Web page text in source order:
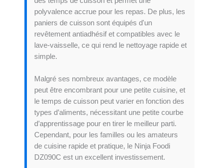
polyvalence accrue pour les repas. De plus, les
paniers de cuisson sont équipés d'un
revêtement antiadhésif et compatibles avec le
lave-vaisselle, ce qui rend le nettoyage rapide et
simple.
Malgré ses nombreux avantages, ce modèle
peut être encombrant pour une petite cuisine, et
le temps de cuisson peut varier en fonction des
types d’aliments, nécessitant une petite courbe
d’apprentissage pour en tirer le meilleur parti.
Cependant, pour les familles ou les amateurs
de cuisine rapide et pratique, le Ninja Foodi
DZ090C est un excellent investissement.